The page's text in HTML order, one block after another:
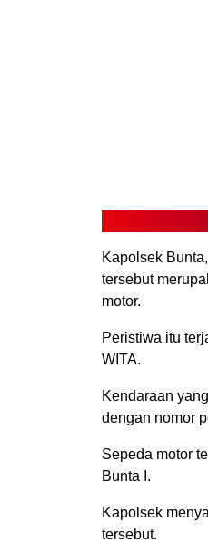
Kapolsek
tersebut
motor.
Peristiwa itu
WITA.
Kendaraan
dengan nomor
Sepeda motor
Bunta I.
Kapolsek
tersebut.